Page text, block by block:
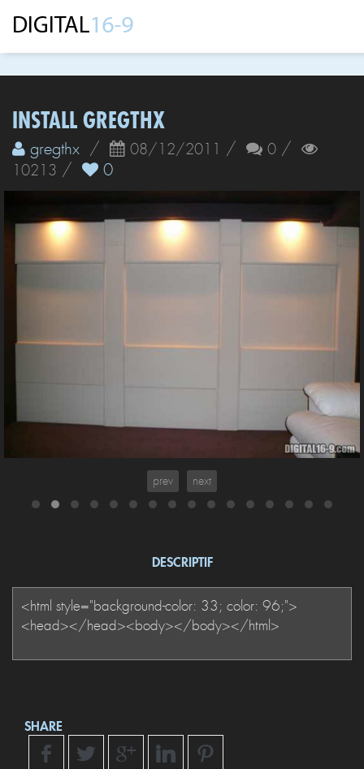
INSTALL GREGTHX
gregthx / 08/12/2011 / 0 /
10213 / 0
prev next
DESCRIPTIF
SHARE